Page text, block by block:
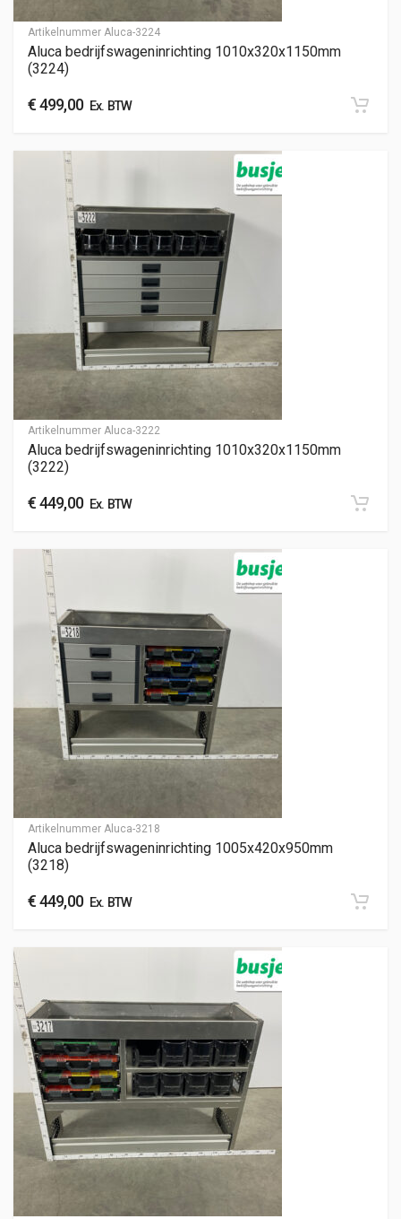
Artikelnummer Aluca-3224
Aluca bedrijfswageninrichting 1010x320x1150mm
(3224)
€499,00Ex. BTW
Artikelnummer Aluca-3222
Aluca bedrijfswageninrichting 1010x320x1150mm
(3222)
€449,00Ex. BTW
Artikelnummer Aluca-3218
Aluca bedrijfswageninrichting 1005x420x950mm
(3218)
€449,00Ex. BTW